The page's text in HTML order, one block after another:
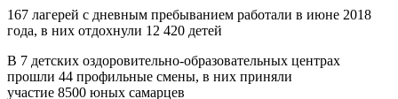
167 лагерей с дневным пребыванием работали в июне 2018
года, в них отдохнули 12 420 детей
В 7 детских оздоровительно-образовательных центрах
прошли 44 профильные смены, в них приняли
участие 8500 юных самарцев